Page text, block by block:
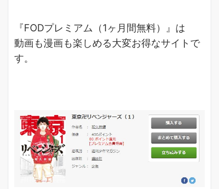
『FODプレミアム（1ヶ月間無料）』は
動画も漫画も楽しめる大変お得なサイトで
す。